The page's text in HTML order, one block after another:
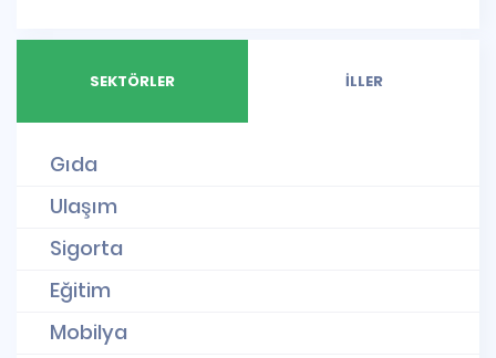
SEKTÖRLER İLLER
Gıda
Ulaşım
Sigorta
Eğitim
Mobilya